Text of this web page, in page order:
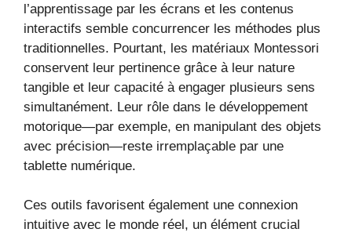
l’apprentissage par les écrans et les contenus
interactifs semble concurrencer les méthodes plus
traditionnelles. Pourtant, les matériaux Montessori
conservent leur pertinence grâce à leur nature
tangible et leur capacité à engager plusieurs sens
simultanément. Leur rôle dans le développement
motorique—par exemple, en manipulant des objets
avec précision—reste irremplaçable par une
tablette numérique.
Ces outils favorisent également une connexion
intuitive avec le monde réel, un élément crucial